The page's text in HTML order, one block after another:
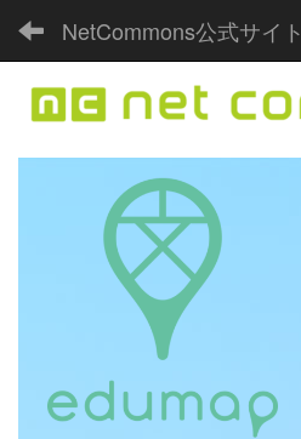
NetCommons公式サイト